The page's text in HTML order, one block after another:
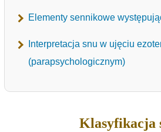
Elementy sennikowe
Interpretacja snu w ujęciu
(parapsychologicznym)
Klasyfikacja